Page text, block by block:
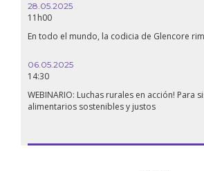
28.05.2025
11h00
En todo el mundo, la codicia de Glencore
06.05.2025
14:30
WEBINARIO: Luchas rurales en acción! Para
alimentarios sostenibles y justos